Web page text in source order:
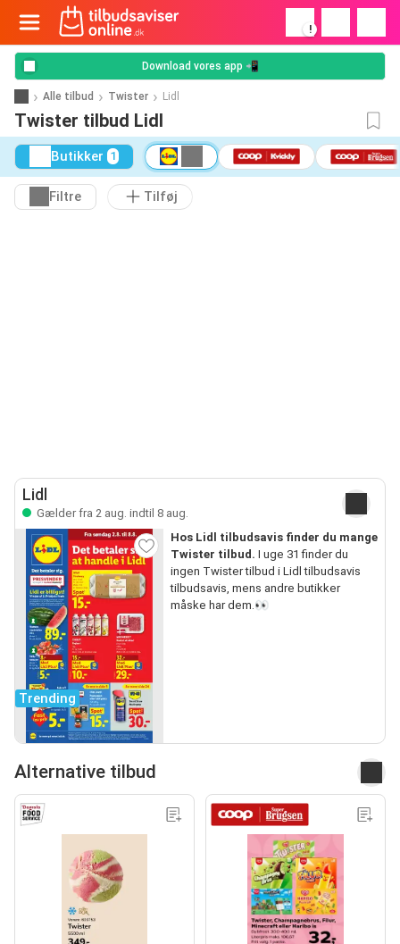
!
Download vores app 📲
Alle tilbud Twister Lidl
Twister tilbud Lidl
Butikker 1
Filtre Tilføj
Lidl
Gælder fra 2 aug. indtil 8 aug.
Trending
Hos Lidl tilbudsavis finder du mange
Twister tilbud. I uge 31 finder du
ingen Twister tilbud i Lidl tilbudsavis
tilbudsavis, mens andre butikker
måske har dem.👀
Alternative tilbud